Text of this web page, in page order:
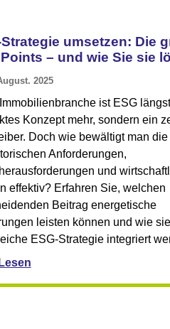
Strategie umsetzen: Die
– und wie Sie sie
2025
Immobilienbranche ist ESG
Konzept mehr, sondern ein
Doch wie bewältigt man die
Anforderungen,
und
effektiv? Erfahren Sie, welchen
Beitrag energetische
leisten können und wie
ESG-Strategie integriert